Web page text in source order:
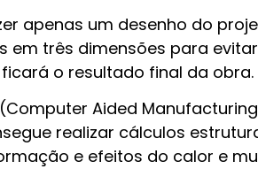
apenas um desenho do
em três dimensões para
o resultado final da obra.
Aided
realizar cálculos
e efeitos do calor e